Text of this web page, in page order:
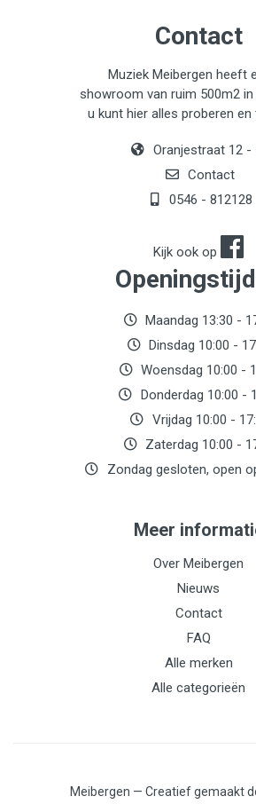
Contact
Muziek Meibergen heeft
showroom van ruim 500m2 in
u kunt hier alles proberen en
Oranjestraat 12 -
Contact
0546 - 812128
Kijk ook op
Maandag 13:30 -
Dinsdag 10:00 -
Woensdag 10:00 -
Donderdag 10:00 -
Vrijdag 10:00 -
Zaterdag 10:00 -
Zondag gesloten, open
Meer
Over Meibergen
Nieuws
Contact
FAQ
Alle merken
Alle categorieën
Meibergen — Creatief gemaakt